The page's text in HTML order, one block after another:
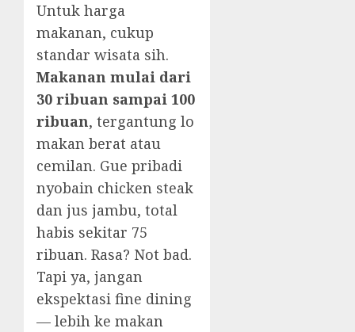
Untuk harga
makanan, cukup
standar wisata sih.
Makanan mulai dari
30 ribuan sampai 100
ribuan, tergantung lo
makan berat atau
cemilan. Gue pribadi
nyobain chicken steak
dan jus jambu, total
habis sekitar 75
ribuan. Rasa? Not bad.
Tapi ya, jangan
ekspektasi fine dining
— lebih ke makan